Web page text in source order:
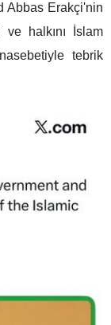
Abbas Erakçi'nin
ve halkını İslam
tebrik